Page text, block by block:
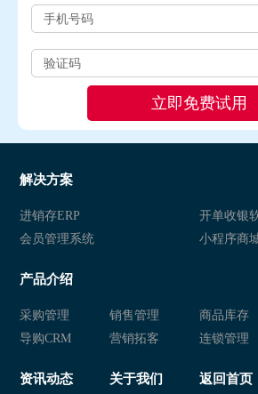
解决方案
进销存ERP
开单收银
会员管理系统
小程序商
产品介绍
采购管理 销售管理 商品库存
导购CRM
营销拓客 连锁管理
资讯动态 关于我们 返回首页